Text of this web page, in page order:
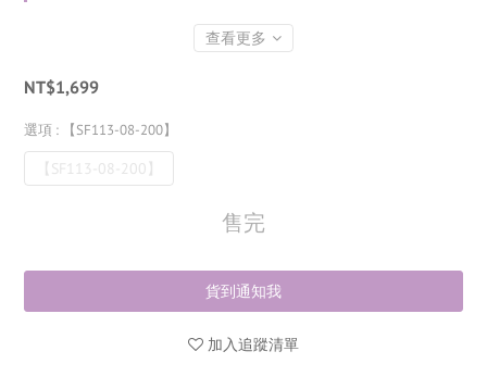
查看更多
NT$1,699
選項 : 【SF113-08-200】
【SF113-08-200】
售完
貨到通知我
加入追蹤清單